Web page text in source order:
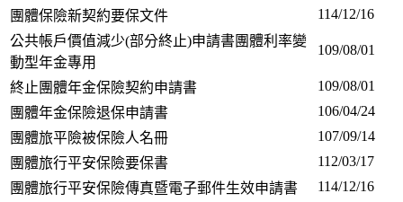
團體保險新契約要保文件
114/12/16
公共帳戶價值減少(部分終止)申請書團體利率變
動型年金專用
109/08/01
終止團體年金保險契約申請書
109/08/01
團體年金保險退保申請書
106/04/24
團體旅平險被保險人名冊
107/09/14
團體旅行平安保險要保書
112/03/17
團體旅行平安保險傳真暨電子郵件生效申請書
114/12/16